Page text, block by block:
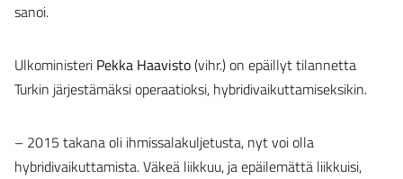
sanoi.
Ulkoministeri Pekka Haavisto(vihr.) on epäillyt tilannetta
Turkin järjestämäksi operaatioksi, hybridivaikuttamiseksikin.
– 2015 takana oli ihmissalakuljetusta, nyt voi olla
hybridivaikuttamista. Väkeä liikkuu, ja epäilemättä liikkuisi,